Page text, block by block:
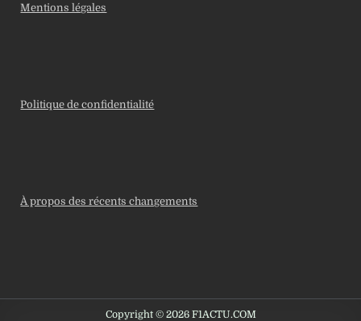
Mentions légales
Politique de confidentialité
À propos des récents changements
Copyright © 2026 F1ACTU.COM